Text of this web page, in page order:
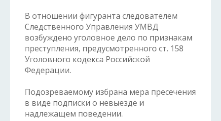
В отношении фигуранта следователем
Следственного Управления УМВД
возбуждено уголовное дело по признакам
преступления, предусмотренного ст. 158
Уголовного кодекса Российской
Федерации.
Подозреваемому избрана мера пресечения
в виде подписки о невыезде и
надлежащем поведении.